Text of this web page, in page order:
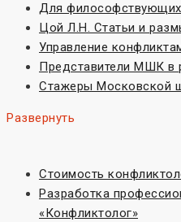
Для
Цой Л.Н. Статьи и
Управление
Представители МШК в
Стажеры Московской
Развернуть
Стоимость
Разработка
«Конфликтолог»